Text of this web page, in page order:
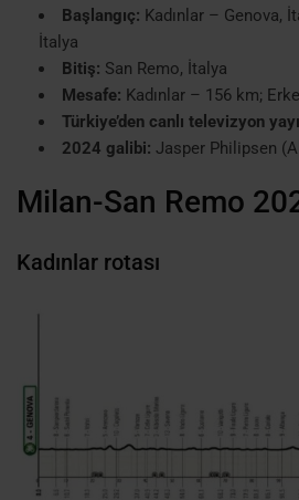
Başlangıç: Kadınlar – Genova,
İtalya
Bitiş: San Remo, İtalya
Mesafe: Kadınlar – 156 km;
Türkiye’den canlı televizyon
2024 galibi: Jasper Philipsen
Milan-San Remo
Kadınlar rotası